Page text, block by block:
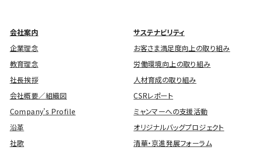
会社案内
企業理念
教育理念
社長挨拶
会社概要／組織図
Company’s Profile
沿革
社歌
サステナビリティ
お客さま満足度向上の取り組み
労働環境向上の取り組み
人材育成の取り組み
CSRレポート
ミャンマーへの支援活動
オリジナルバッグプロジェクト
清華・京進発展フォーラム